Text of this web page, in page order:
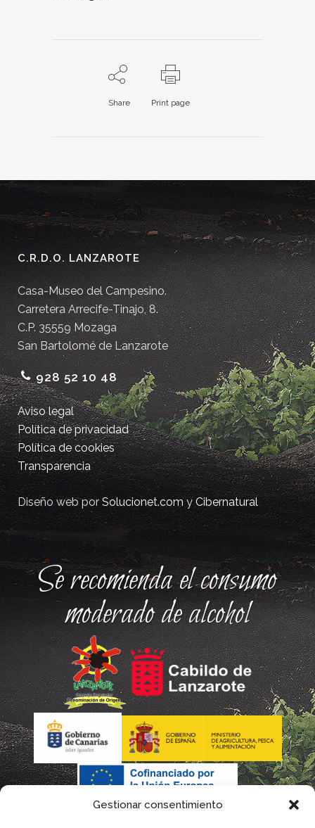
Gestionar consentimiento
Share Print page
C.R.D.O. LANZAROTE
Casa-Museo del Campesino.
Carretera Arrecife-Tinajo, 8.
C.P. 35559 Mozaga
San Bartolomé de Lanzarote
928 52 10 48
Aviso legal
Política de privacidad
Política de cookies
Transparencia
Diseño web porSolucionet.comyCibernatural
Se recomienda el consumo
moderado de alcohol